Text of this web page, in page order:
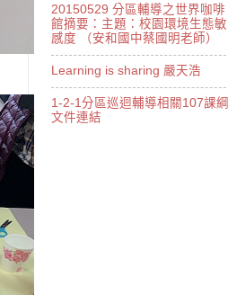
20150529 分區輔導之世界咖啡
館摘要：主題：校園環境生態敏
感度 （安和國中蔡國明老師）
Learning is sharing 嚴天浩
1-2-1分區巡迴輔導相關107課綱
文件連結